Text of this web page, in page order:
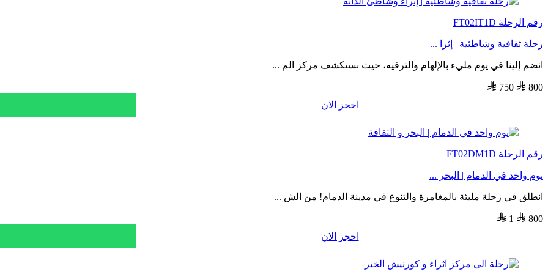
رقم الرحلة FT02IT1D
رحلة ثقافية وشاطئية | إثرا ...
انضم إلينا في يوم مليء بالإلهام والترفيه، حيث نستكشف مركز الم ...
800
750
احجز الان
رقم الرحلة FT02DM1D
يوم واحد في الدمام | البحر ...
انطلق في رحلة مليئة بالمغامرة والتنوع في مدينة الدمام! من الش ...
800
1
احجز الان